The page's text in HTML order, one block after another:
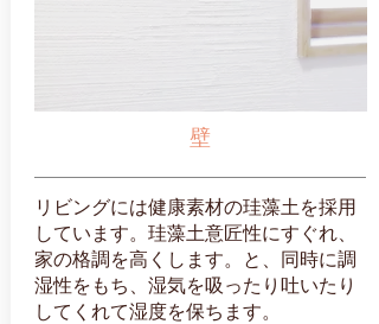
壁
リビングには健康素材の珪藻土を採用
しています。珪藻土意匠性にすぐれ、
家の格調を高くします。と、同時に調
湿性をもち、湿気を吸ったり吐いたり
してくれて湿度を保ちます。